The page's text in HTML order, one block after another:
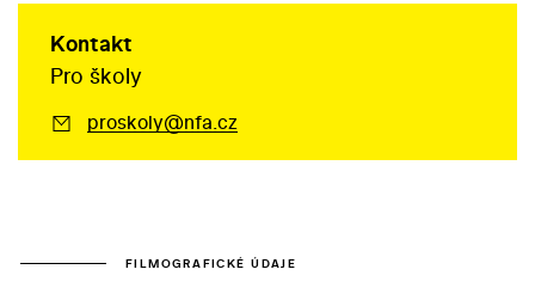
Kontakt
Pro školy
proskoly@nfa.cz
FILMOGRAFICKÉ ÚDAJE